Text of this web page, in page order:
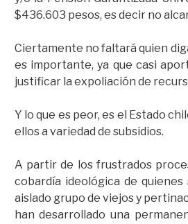
$436.603 pesos, es decir no
Ciertamente no faltará quien
es importante, ya que casi
justificar la expoliación de
Y lo que es peor, es el Estado
ellos a variedad de subsidios.
A partir de los frustrados
cobardía ideológica de
aislado grupo de viejos y
han desarrollado una